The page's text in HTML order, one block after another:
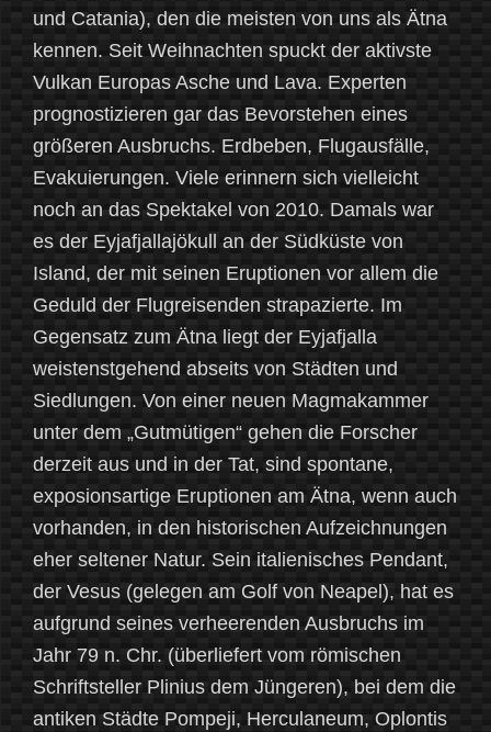
und Catania), den die meisten von uns als Ätna
kennen. Seit Weihnachten spuckt der aktivste
Vulkan Europas Asche und Lava. Experten
prognostizieren gar das Bevorstehen eines
größeren Ausbruchs. Erdbeben, Flugausfälle,
Evakuierungen. Viele erinnern sich vielleicht
noch an das Spektakel von 2010. Damals war
es der Eyjafjallajökull an der Südküste von
Island, der mit seinen Eruptionen vor allem die
Geduld der Flugreisenden strapazierte. Im
Gegensatz zum Ätna liegt der Eyjafjalla
weistenstgehend abseits von Städten und
Siedlungen. Von einer neuen Magmakammer
unter dem „Gutmütigen“ gehen die Forscher
derzeit aus und in der Tat, sind spontane,
exposionsartige Eruptionen am Ätna, wenn auch
vorhanden, in den historischen Aufzeichnungen
eher seltener Natur. Sein italienisches Pendant,
der Vesus (gelegen am Golf von Neapel), hat es
aufgrund seines verheerenden Ausbruchs im
Jahr 79 n. Chr. (überliefert vom römischen
Schriftsteller Plinius dem Jüngeren), bei dem die
antiken Städte Pompeji, Herculaneum, Oplontis